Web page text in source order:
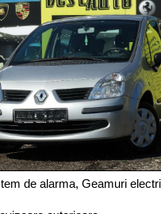
de alarma, Geamuri